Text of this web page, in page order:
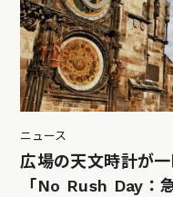
ニュース
広場の天文時計が
「No Rush Day：